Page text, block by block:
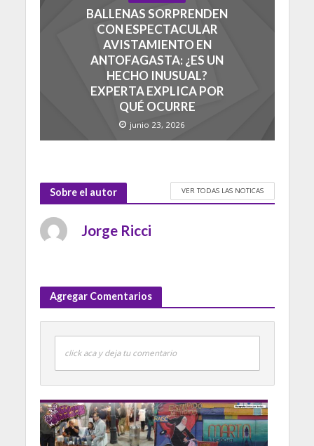
BALLENAS SORPRENDEN
CON ESPECTACULAR
AVISTAMIENTO EN
ANTOFAGASTA: ¿ES UN
HECHO INUSUAL?
EXPERTA EXPLICA POR
QUÉ OCURRE
junio 23, 2026
Sobre el autor VER TODAS LAS NOTICAS
Jorge Ricci
Agregar Comentarios
click aca y deja tu comentario